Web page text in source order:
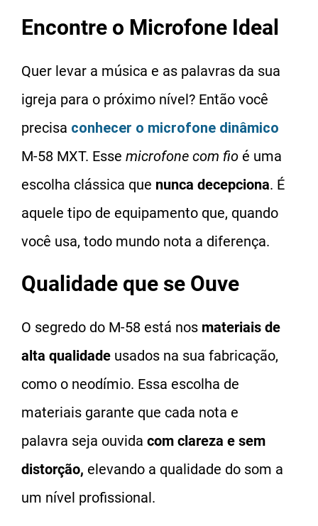
Encontre o Microfone Ideal
Quer levar a música e as palavras da sua
igreja para o próximo nível? Então você
precisa conhecer o microfone dinâmico
M-58 MXT. Esse microfone com fio é uma
escolha clássica que nunca decepciona. É
aquele tipo de equipamento que, quando
você usa, todo mundo nota a diferença.
Qualidade que se Ouve
O segredo do M-58 está nos materiais de
alta qualidade usados na sua fabricação,
como o neodímio. Essa escolha de
materiais garante que cada nota e
palavra seja ouvida com clareza e sem
distorção, elevando a qualidade do som a
um nível profissional.